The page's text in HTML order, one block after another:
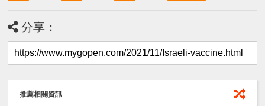
分享：
推薦相關資訊